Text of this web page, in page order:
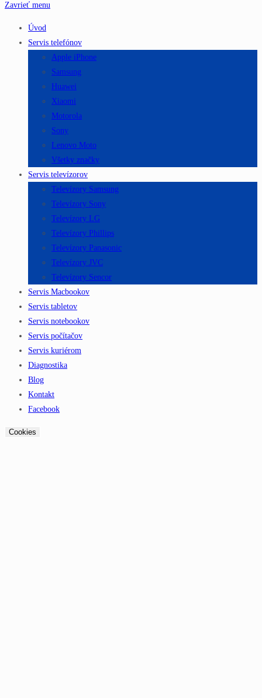
Zavrieť menu
Úvod
Servis telefónov
Apple iPhone
Samsung
Huawei
Xiaomi
Motorola
Sony
Lenovo Moto
Všetky značky
Servis televízorov
Televízory Samsung
Televízory Sony
Televízory LG
Televízory Phillips
Televízory Panasonic
Televízory JVC
Televízory Sencor
Servis Macbookov
Servis tabletov
Servis notebookov
Servis počítačov
Servis kuriérom
Diagnostika
Blog
Kontakt
Facebook
Cookies